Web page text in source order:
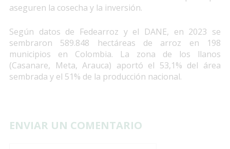
aseguren la cosecha y la inversión.
Según datos de Fedearroz y el DANE, en 2023 se
sembraron 589.848 hectáreas de arroz en 198
municipios en Colombia. La zona de los llanos
(Casanare, Meta, Arauca) aportó el 53,1% del área
sembrada y el 51% de la producción nacional.
ENVIAR UN COMENTARIO